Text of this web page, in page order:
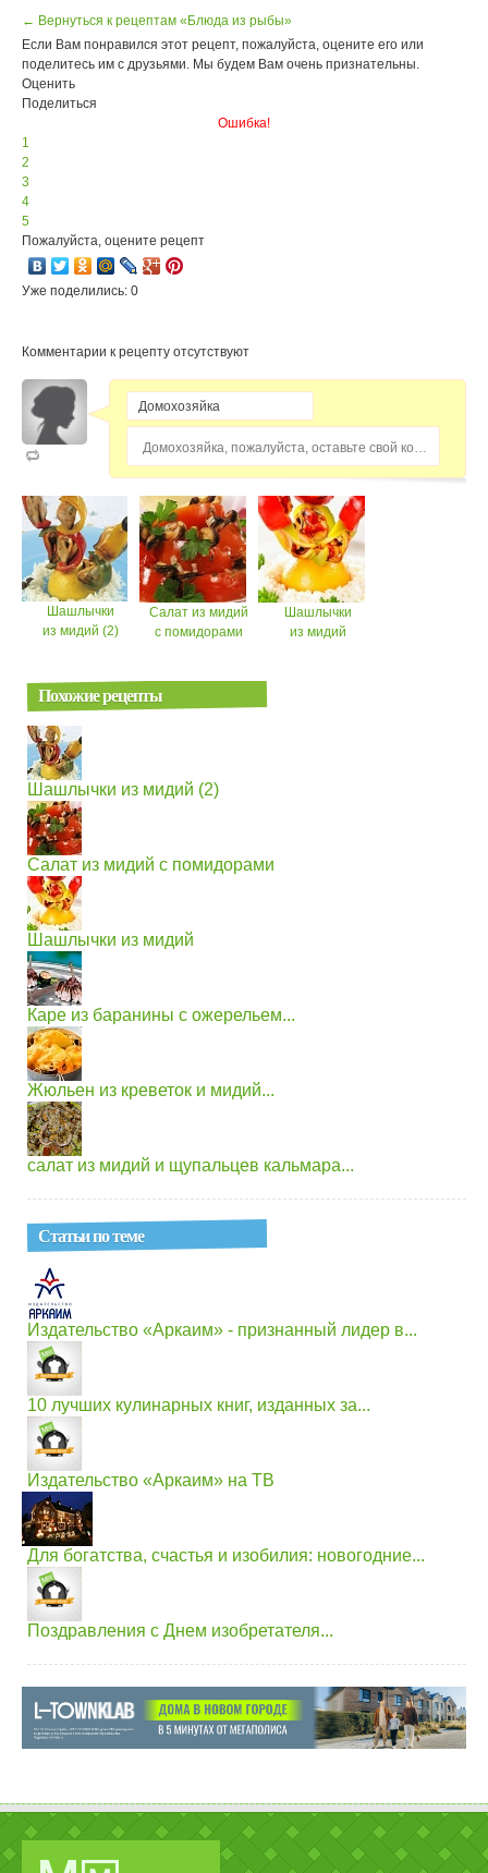
← Вернуться к рецептам «Блюда из рыбы»
Если Вам понравился этот рецепт, пожалуйста, оцените его или
поделитесь им с друзьями. Мы будем Вам очень признательны.
Оценить
Поделиться
Ошибка!
1
2
3
4
5
Пожалуйста, оцените рецепт
Уже поделились: 0
Комментарии к рецепту отсутствуют
Домохозяйка, пожалуйста, оставьте свой комментарий...
Шашлычки
из мидий (2)
Салат из мидий
с помидорами
Шашлычки
из мидий
Похожие рецепты
Шашлычки из мидий (2)
Салат из мидий с помидорами
Шашлычки из мидий
Каре из баранины с ожерельем...
Жюльен из креветок и мидий...
салат из мидий и щупальцев кальмара...
Статьи по теме
Издательство «Аркаим» - признанный лидер в...
10 лучших кулинарных книг, изданных за...
Издательство «Аркаим» на ТВ
Для богатства, счастья и изобилия: новогодние...
Поздравления с Днем изобретателя...